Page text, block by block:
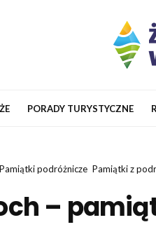
PORADY TURYSTYCZNE
Pamiątki podróżnicze Pamiątki z
–